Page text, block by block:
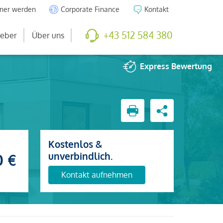
werden Corporate Finance Kontakt
Über uns +43 512 584 380
Express Bewertung
€
Kostenlos &
unverbindlich.
Kontakt aufnehmen